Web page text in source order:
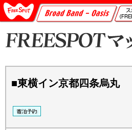
■東横イン京都四条烏丸